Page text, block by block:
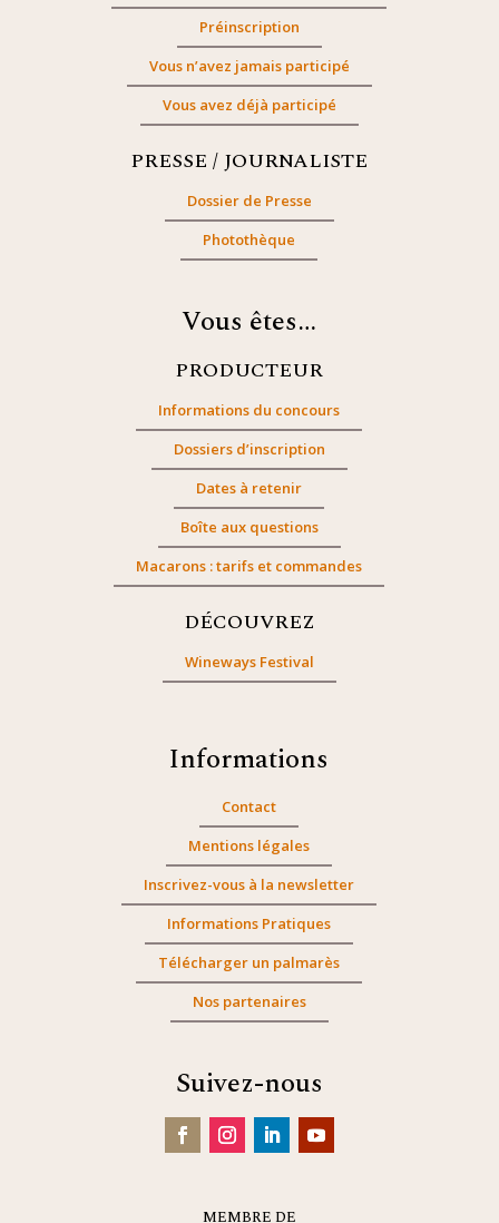
Préinscription
Vous n’avez jamais participé
Vous avez déjà participé
PRESSE / JOURNALISTE
Dossier de Presse
Photothèque
Vous êtes…
PRODUCTEUR
Informations du concours
Dossiers d’inscription
Dates à retenir
Boîte aux questions
Macarons : tarifs et commandes
DÉCOUVREZ
Wineways Festival
Informations
Contact
Mentions légales
Inscrivez-vous à la newsletter
Informations Pratiques
Télécharger un palmarès
Nos partenaires
Suivez-nous
MEMBRE DE